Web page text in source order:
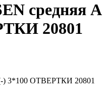
средняя А
20801